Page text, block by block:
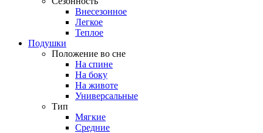
Внесезонное
Легкое
Теплое
Подушки
Положение во сне
На спине
На боку
На животе
Универсальные
Тип
Мягкие
Средние